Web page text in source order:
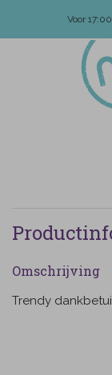
Voor
Omschrijving
Trendy